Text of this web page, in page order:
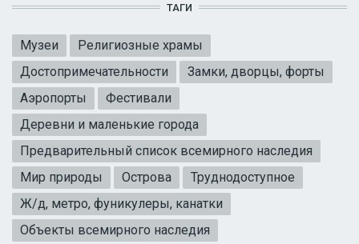
ТАГИ
Музеи
Религиозные храмы
Достопримечательности
Замки, дворцы, форты
Аэропорты
Фестивали
Деревни и маленькие города
Предварительный список всемирного наследия
Мир природы
Острова
Труднодоступное
Ж/д, метро, фуникулеры, канатки
Объекты всемирного наследия